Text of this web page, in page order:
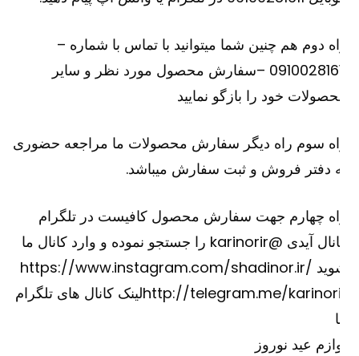
دوم هم چنین شما میتوانید با تماس با شماره –
09100281611 –سفارش محصول مورد نظر و سایر
خود را بازگو نمایید
سوم راه دیگر سفارش محصولات ما مراجعه حضوری
دفتر فروش و ثبت سفارش میباشد.
چهارم جهت سفارش محصول کافیست در تلگرام
کانال آیدی @karinorir را جستجو نموده و وارد کانال ما
https://www.instagram.com/shadinor.ir/
http://telegram.me/لینک کانال های تلگرام
عید نوروز